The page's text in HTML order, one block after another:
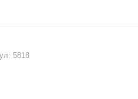
5818